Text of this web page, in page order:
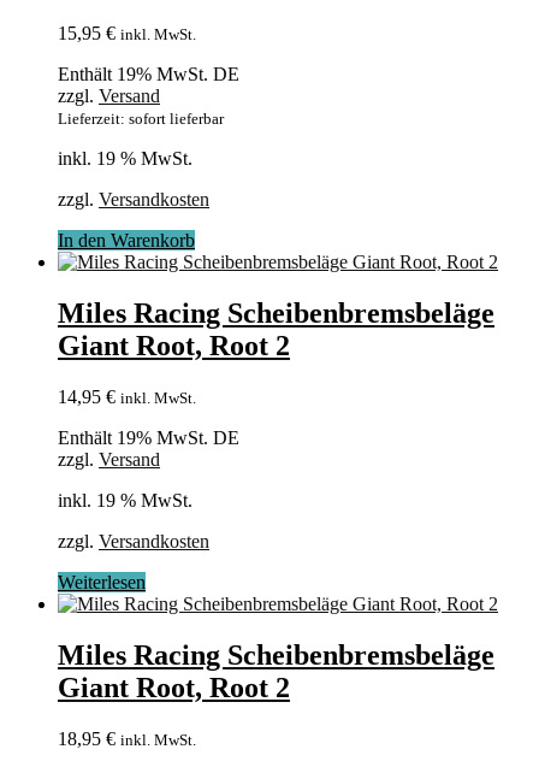
15,95 € inkl. MwSt.
Enthält 19% MwSt. DE
zzgl. Versand
Lieferzeit: sofort lieferbar
inkl. 19 % MwSt.
zzgl. Versandkosten
In den Warenkorb
Miles Racing Scheibenbremsbeläge
Giant Root, Root 2
14,95 € inkl. MwSt.
Enthält 19% MwSt. DE
zzgl. Versand
inkl. 19 % MwSt.
zzgl. Versandkosten
Weiterlesen
Miles Racing Scheibenbremsbeläge
Giant Root, Root 2
18,95 € inkl. MwSt.